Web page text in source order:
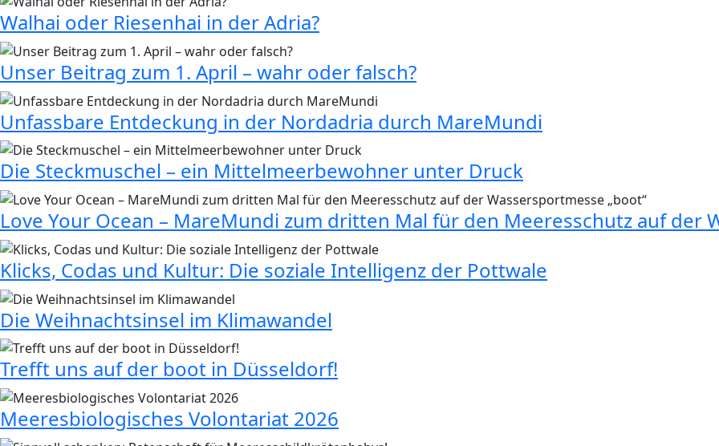
Walhai oder Riesenhai in der Adria?
Unser Beitrag zum 1. April – wahr oder falsch?
Unfassbare Entdeckung in der Nordadria durch MareMundi
Die Steckmuschel – ein Mittelmeerbewohner unter Druck
Love Your Ocean – MareMundi zum dritten Mal für den Meeresschutz auf der
Klicks, Codas und Kultur: Die soziale Intelligenz der Pottwale
Die Weihnachtsinsel im Klimawandel
Trefft uns auf der boot in Düsseldorf!
Meeresbiologisches Volontariat 2026